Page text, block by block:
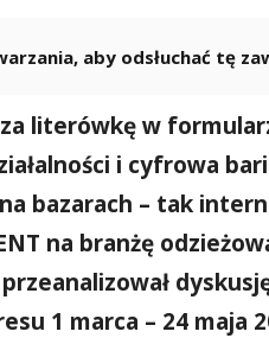
aby odsłuchać tę
za literówkę w
i cyfrowa
bazarach – tak
na branżę
przeanalizował
1 marca – 24 maja